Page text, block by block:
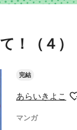
！（４）
完結
あらいきよこ
マンガ